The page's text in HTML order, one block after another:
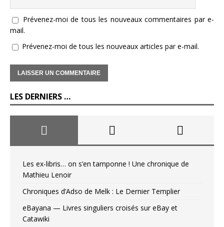
Prévenez-moi de tous les nouveaux commentaires par e-
mail.
Prévenez-moi de tous les nouveaux articles par e-mail.
LES DERNIERS …
Les ex-libris… on s’en tamponne ! Une chronique de
Mathieu Lenoir
Chroniques d’Adso de Melk : Le Dernier Templier
eBayana — Livres singuliers croisés sur eBay et
Catawiki